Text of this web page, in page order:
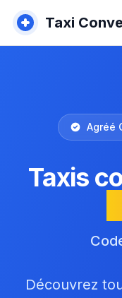
Taxi
Agréé
Taxis
Découvrez